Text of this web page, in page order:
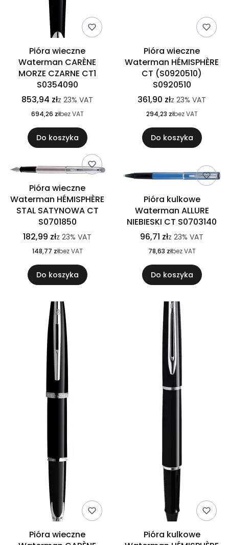
Pióra wieczne
Waterman CARÈNE
MORZE CZARNE CT1
S0354090
853,94 złz 23% VAT
694,26 złbez VAT
Do koszyka
Pióra wieczne
Waterman HÉMISPHÈRE
CT (S0920510)
S0920510
361,90 złz 23% VAT
294,23 złbez VAT
Do koszyka
Pióra wieczne
Waterman HÉMISPHÈRE
STAL SATYNOWA CT
S0701850
182,99 złz 23% VAT
148,77 złbez VAT
Do koszyka
Pióra kulkowe
Waterman ALLURE
NIEBIESKI CT S0703140
96,71 złz 23% VAT
78,63 złbez VAT
Do koszyka
Pióra wieczne
Pióra kulkowe